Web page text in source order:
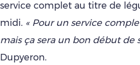
service complet au titre de
midi. « Pour un service
mais ça sera un bon début de
Dupyeron.